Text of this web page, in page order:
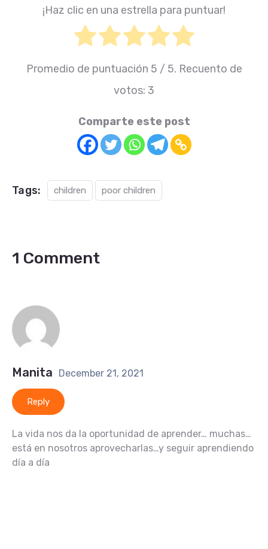
¡Haz clic en una estrella para puntuar!
Promedio de puntuación 5 / 5. Recuento de
votos: 3
Comparte este post
Tags: children poor children
1 Comment
Manita December 21, 2021
Reply
La vida nos da la oportunidad de aprender… muchas…
está en nosotros aprovecharlas…y seguir aprendiendo
día a día